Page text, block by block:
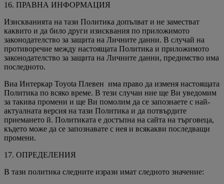
16. ПРАВНА ИНФОРМАЦИЯ
Изискванията на тази Политика допълват и не заместват
каквито и да било други изисквания по приложимото
законодателство за защита на Личните данни. В случай на
противоречие между настоящата Политика и приложимото
законодателство за защита на Личните данни, предимство има
последното.
Виа Интеркар Toyota Плевен има право да изменя настоящата
Политика по всяко време. В тези случаи ние ще Ви уведомим
за такива промени и ще Ви помолим да се запознаете с най-
актуалната версия на тази Политика и да потвърдите
приемането й. Политиката е достъпна на сайта на търговеца,
където може да се запознавате с нея и всякакви последващи
промени.
17. ОПРЕДЕЛЕНИЯ
В тази политика следните изрази имат следното значение: